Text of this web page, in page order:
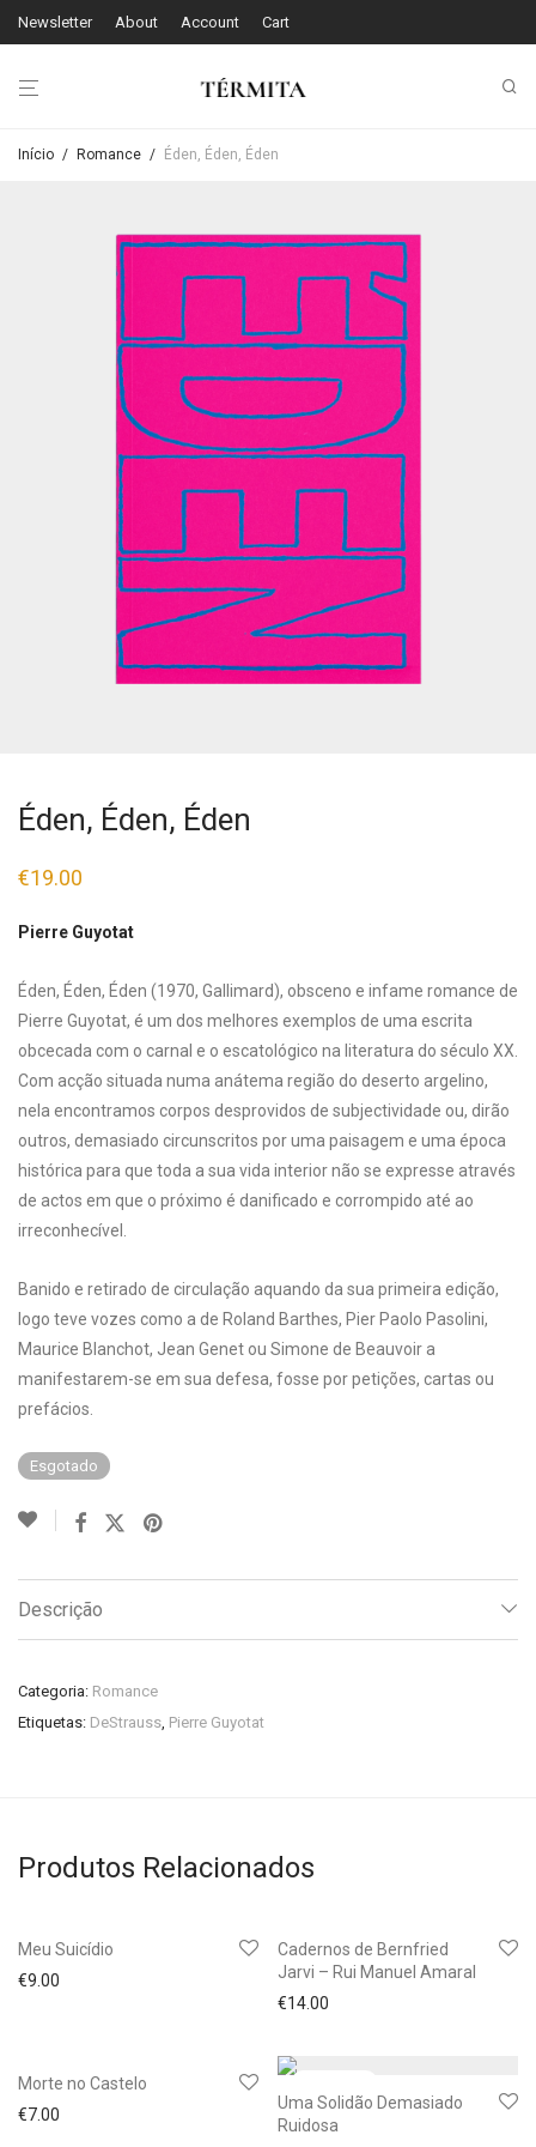
Newsletter About Account Cart
Início / Romance / Éden, Éden, Éden
Éden, Éden, Éden
€19.00
Pierre Guyotat
Éden, Éden, Éden (1970, Gallimard), obsceno e infame romance de
Pierre Guyotat, é um dos melhores exemplos de uma escrita
obcecada com o carnal e o escatológico na literatura do século XX.
Com acção situada numa anátema região do deserto argelino,
nela encontramos corpos desprovidos de subjectividade ou, dirão
outros, demasiado circunscritos por uma paisagem e uma época
histórica para que toda a sua vida interior não se expresse através
de actos em que o próximo é danificado e corrompido até ao
irreconhecível.
Banido e retirado de circulação aquando da sua primeira edição,
logo teve vozes como a de Roland Barthes, Pier Paolo Pasolini,
Maurice Blanchot, Jean Genet ou Simone de Beauvoir a
manifestarem-se em sua defesa, fosse por petições, cartas ou
prefácios.
Esgotado
Descrição
Categoria: Romance
Etiquetas: DeStrauss, Pierre Guyotat
Produtos Relacionados
Meu Suicídio
€9.00
Cadernos de Bernfried
Jarvi – Rui Manuel Amaral
€14.00
Morte no Castelo
€7.00
Uma Solidão Demasiado
Ruidosa